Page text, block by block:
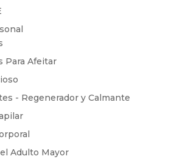
Para Afeitar
- Regenerador y Calmante
Adulto Mayor